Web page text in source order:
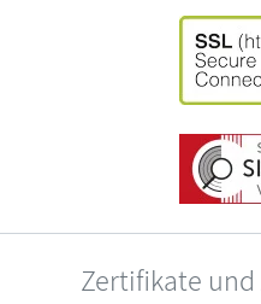
Zertifikate